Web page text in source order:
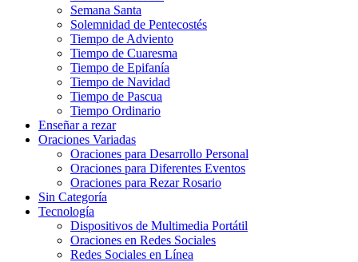
Semana Santa
Solemnidad de Pentecostés
Tiempo de Adviento
Tiempo de Cuaresma
Tiempo de Epifanía
Tiempo de Navidad
Tiempo de Pascua
Tiempo Ordinario
Enseñar a rezar
Oraciones Variadas
Oraciones para Desarrollo Personal
Oraciones para Diferentes Eventos
Oraciones para Rezar Rosario
Sin Categoría
Tecnología
Dispositivos de Multimedia Portátil
Oraciones en Redes Sociales
Redes Sociales en Línea